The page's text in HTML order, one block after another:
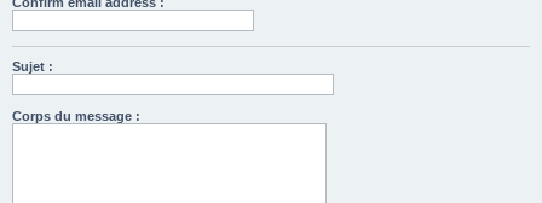
Sujet :
Corps du message :